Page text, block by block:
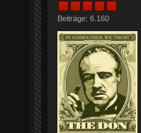
Beiträge: 6.160